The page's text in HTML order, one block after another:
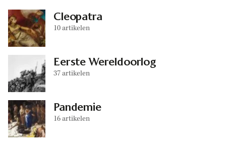
Cleopatra
10 artikelen
Eerste Wereldoorlog
37 artikelen
Pandemie
16 artikelen